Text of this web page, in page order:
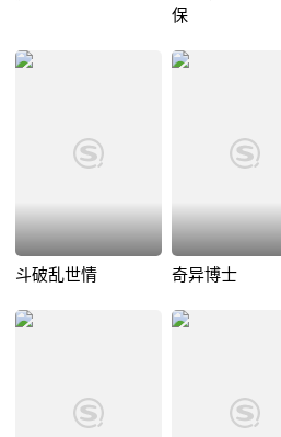
保
斗破乱世情 奇异博士